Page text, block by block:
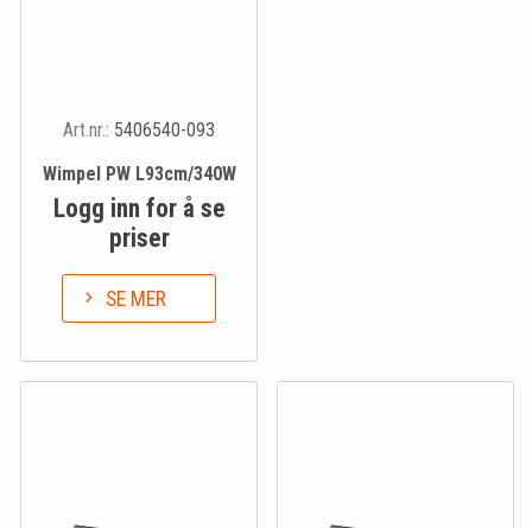
Art.nr.: 5406540-093
Wimpel PW L93cm/340W
Logg inn for å se
priser
SE MER